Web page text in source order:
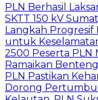
PLN Berhasil
SKTT 150 kV
Langkah Progresif
untuk
2500 Peserta PLN
Ramaikan
PLN Pastikan
Dorong